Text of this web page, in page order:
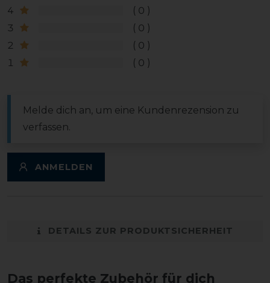
4
0
3
0
2
0
1
0
Melde dich an, um eine Kundenrezension zu
verfassen.
ANMELDEN
DETAILS ZUR PRODUKTSICHERHEIT
Das perfekte Zubehör für dich